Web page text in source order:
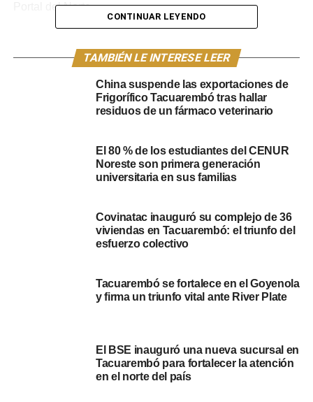
Portal del Norte
TACUAREMBÓ
Siniestro de tránsito fatal en Ruta N°26 en
Jhon Saravia: “Todos los objetos de hurtos
terminan en una boca”
CONTINUAR LEYENDO
TAMBIÉN LE INTERESE LEER
China suspende las exportaciones de
Frigorífico Tacuarembó tras hallar
residuos de un fármaco veterinario
El 80 % de los estudiantes del CENUR
Noreste son primera generación
universitaria en sus familias
Covinatac inauguró su complejo de 36
viviendas en Tacuarembó: el triunfo del
esfuerzo colectivo
Tacuarembó se fortalece en el Goyenola
y firma un triunfo vital ante River Plate
El BSE inauguró una nueva sucursal en
Tacuarembó para fortalecer la atención
en el norte del país